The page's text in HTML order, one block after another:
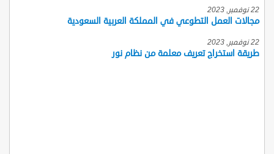
22 نوفمبر, 2023
مجالات العمل التطوعي في المملكة العربية السعودية
22 نوفمبر, 2023
طريقة استخراج تعريف معلمة من نظام نور